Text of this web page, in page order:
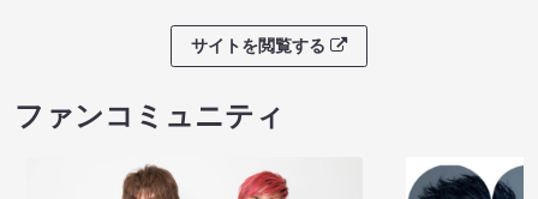
サイトを閲覧する
ファンコミュニティ